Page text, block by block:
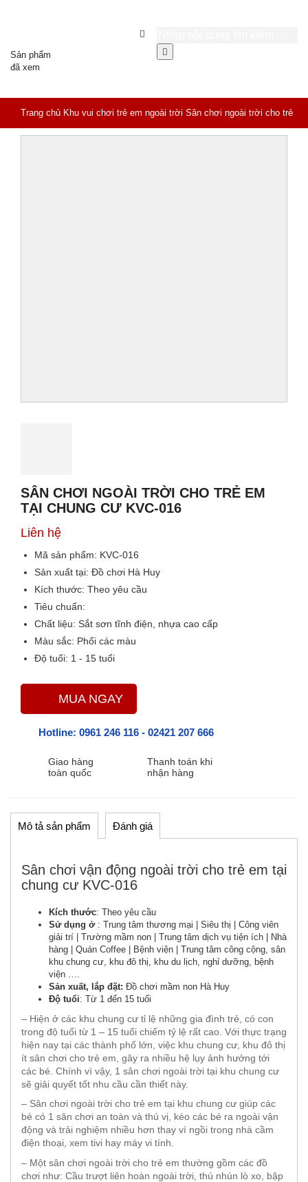
Sản phẩm
đã xem
Trang chủ Khu vui chơi trẻ em ngoài trời Sân chơi ngoài trời cho trẻ
SÂN CHƠI NGOÀI TRỜI CHO TRẺ EM
TẠI CHUNG CƯ KVC-016
Liên hệ
Mã sản phẩm: KVC-016
Sản xuất tại: Đồ chơi Hà Huy
Kích thước: Theo yêu cầu
Tiêu chuẩn:
Chất liệu: Sắt sơn tĩnh điện, nhựa cao cấp
Màu sắc: Phối các màu
Độ tuổi: 1 - 15 tuổi
MUA NGAY
Hotline: 0961 246 116 - 02421 207 666
Giao hàng
toàn quốc
Thanh toán khi
nhận hàng
Mô tả sản phẩm Đánh giá
Sân chơi vận động ngoài trời cho trẻ em tại
chung cư KVC-016
Kích thước: Theo yêu cầu
Sử dụng ở: Trung tâm thương mại | Siêu thị | Công viên
giải trí | Trường mầm non | Trung tâm dịch vụ tiện ích | Nhà
hàng | Quán Coffee | Bệnh viện | Trung tâm công cộng, sân
khu chung cư, khu đô thị, khu du lịch, nghỉ dưỡng, bệnh
viện ….
Sản xuất, lắp đặt: Đồ chơi mầm non Hà Huy
Độ tuổi: Từ 1 đến 15 tuổi
– Hiện ở các khu chung cư tỉ lệ những gia đình trẻ, có con
trong độ tuổi từ 1 – 15 tuổi chiếm tỷ lệ rất cao. Với thực trạng
hiện nay tại các thành phố lớn, việc khu chung cư, khu đô thị
ít sân chơi cho trẻ em, gây ra nhiều hệ lụy ảnh hưởng tới
các bé. Chính vì vậy, 1 sân chơi ngoài trời tại khu chung cư
sẽ giải quyết tốt nhu cầu cần thiết này.
– Sân chơi ngoài trời cho trẻ em tại khu chung cư giúp các
bé có 1 sân chơi an toàn và thú vị, kéo các bé ra ngoài vận
động và trải nghiệm nhiều hơn thay vì ngồi trong nhà cầm
điện thoại, xem tivi hay máy vi tính.
– Một sân chơi ngoài trời cho trẻ em thường gồm các đồ
chơi như: Cầu trượt liên hoàn ngoài trời, thú nhún lò xo, bập